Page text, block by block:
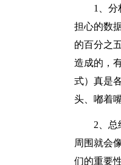
1、分
担心的数
的百分之
造成的，
式）真是
头、嘟着
2、总
周围就会
们的重要